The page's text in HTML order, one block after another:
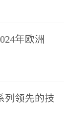
年欧洲
列领先的技
参展2024